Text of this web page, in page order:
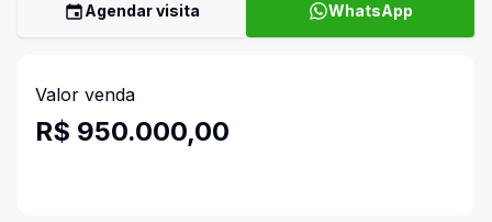
Agendar visita WhatsApp
Valor venda
R$ 950.000,00